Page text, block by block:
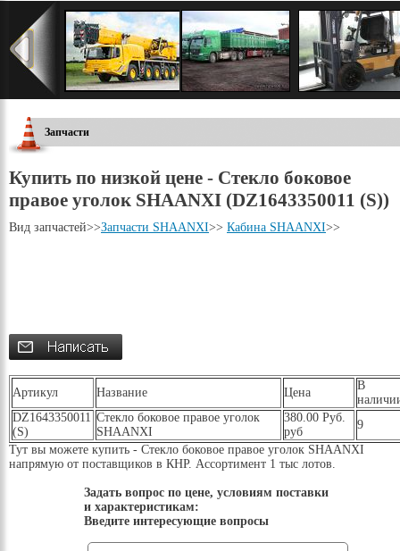
Запчасти
Купить по низкой цене - Стекло боковое
правое уголок SHAANXI (DZ1643350011 (S))
Вид запчастей>>Запчасти SHAANXI>> Кабина SHAANXI>>
Артикул Название Цена
В
DZ1643350011
(S)
Стекло боковое правое уголок
SHAANXI
380.00 Руб.
руб
9
Тут вы можете купить - Стекло боковое правое уголок SHAANXI
напрямую от поставщиков в КНР. Ассортимент 1 тыс лотов.
Задать вопрос по цене, условиям поставки
и характеристикам:
Введите интересующие вопросы